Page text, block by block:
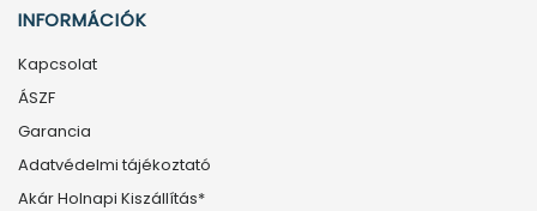
INFORMÁCIÓK
Kapcsolat
ÁSZF
Garancia
Adatvédelmi tájékoztató
Akár Holnapi Kiszállítás*